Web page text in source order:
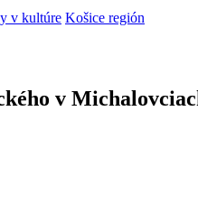
v kultúre Košice región
v